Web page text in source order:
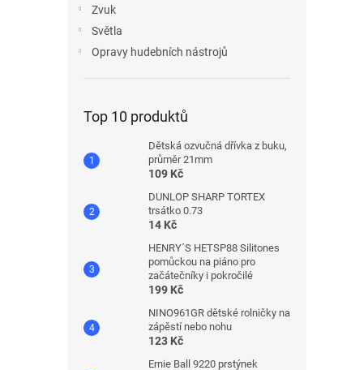
Zvuk
Světla
Opravy hudebních nástrojů
Top 10 produktů
Dětská ozvučná dřívka z buku,
průměr 21mm
109 Kč
DUNLOP SHARP TORTEX
trsátko 0.73
14 Kč
HENRY´S HETSP88 Silitones
pomůckou na piáno pro
začátečníky i pokročilé
199 Kč
NINO961GR dětské rolničky na
zápěstí nebo nohu
123 Kč
Ernie Ball 9220 prstýnek